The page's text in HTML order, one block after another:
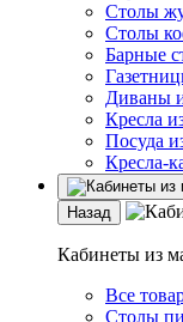
Столы
Столы
Барные
Диваны
Кресла
Посуда
Кресла-
Назад
Кабинеты из
Все
Столы